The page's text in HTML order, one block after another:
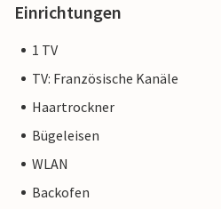
Einrichtungen
1 TV
TV: Französische Kanäle
Haartrockner
Bügeleisen
WLAN
Backofen